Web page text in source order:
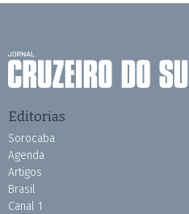
Editorias
Sorocaba
Agenda
Artigos
Brasil
Canal 1